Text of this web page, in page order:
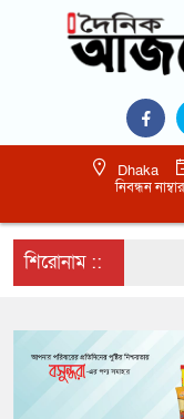
Dhaka
নিবন্ধন
শিরোনাম ::